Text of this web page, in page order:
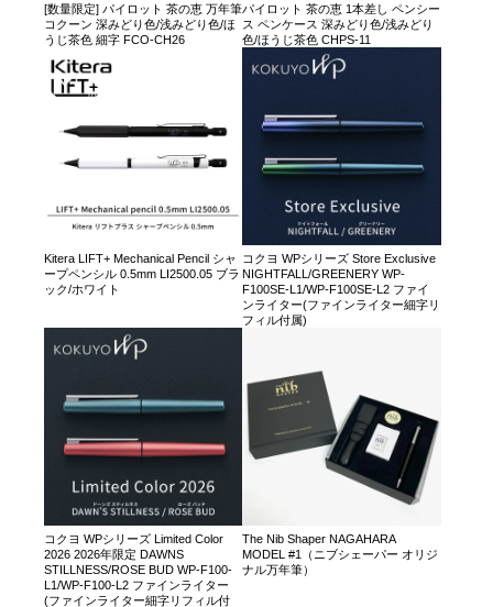
[数量限定] パイロット 茶の恵 万年筆
コクーン 深みどり色/浅みどり色/ほ
うじ茶色 細字 FCO-CH26
パイロット 茶の恵 1本差し ペンシー
ス ペンケース 深みどり色/浅みどり
色/ほうじ茶色 CHPS-11
Kitera LIFT+ Mechanical Pencil シャ
ープペンシル 0.5mm LI2500.05 ブラ
ック/ホワイト
コクヨ WPシリーズ Store Exclusive
NIGHTFALL/GREENERY WP-
F100SE-L1/WP-F100SE-L2 ファイ
ンライター(ファインライター細字リ
フィル付属)
コクヨ WPシリーズ Limited Color
2026 2026年限定 DAWNS
STILLNESS/ROSE BUD WP-F100-
L1/WP-F100-L2 ファインライター
(ファインライター細字リフィル付
The Nib Shaper NAGAHARA
MODEL #1（ニブシェーパー オリジ
ナル万年筆）